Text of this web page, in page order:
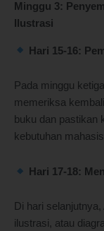
Minggu 3:
Ilustrasi
Hari 15-16:
Pada minggu
memeriksa
buku dan pastikan
kebutuhan
Hari 17-18:
Di hari
ilustrasi, atau